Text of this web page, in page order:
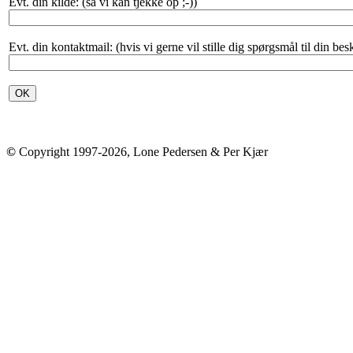
Evt. din kontaktmail: (hvis vi gerne vil stille dig spørgsmål til din
© Copyright 1997-2026, Lone Pedersen & Per Kjær